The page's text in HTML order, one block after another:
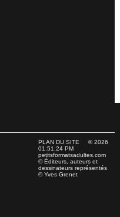
PLAN DU SITE© 2026
01:51:24 PM
petitsformatsadultes.com
© Éditeurs, auteurs et
dessinateurs représentés
© Yves Grenet